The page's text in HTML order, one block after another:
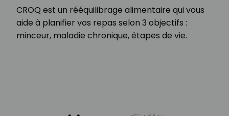
CROQ est un rééquilibrage alimentaire qui vous
aide à planifier vos repas selon 3 objectifs :
minceur, maladie chronique, étapes de vie.